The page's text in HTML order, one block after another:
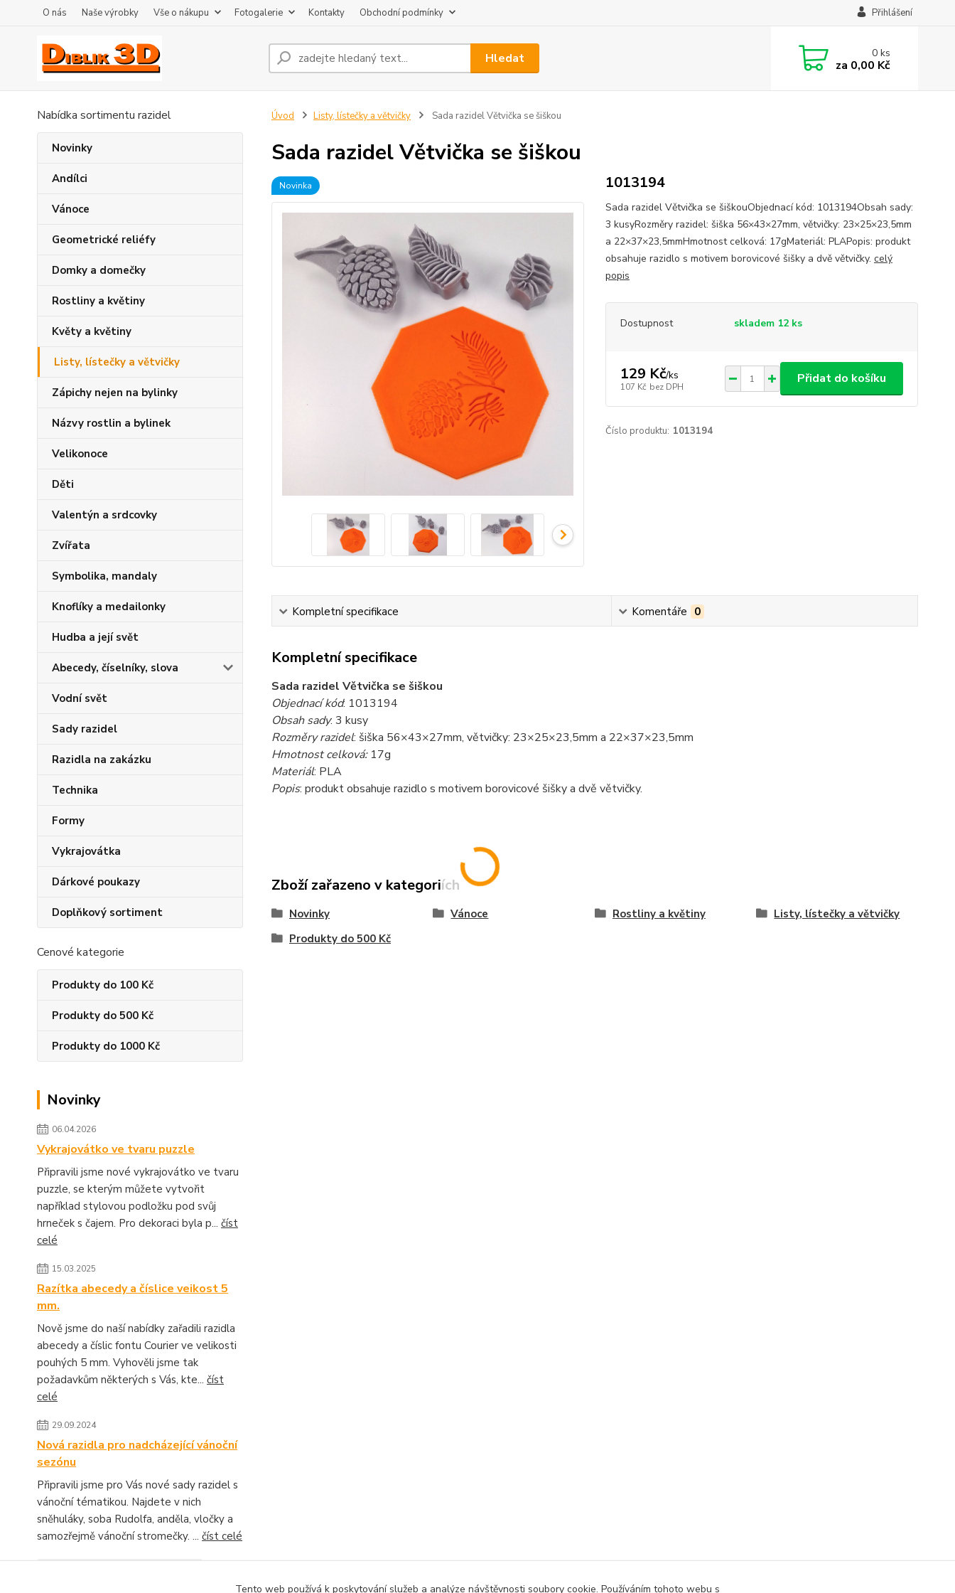
O nás Naše výrobky Vše o nákupu Fotogalerie Kontakty Obchodní podmínky Přihlášení
Hledat 0ks
za 0,00 Kč
Nabídka sortimentu razidel
Novinky
Andílci
Vánoce
Geometrické reliéfy
Domky a domečky
Rostliny a květiny
Květy a květiny
Listy, lístečky a větvičky
Zápichy nejen na bylinky
Názvy rostlin a bylinek
Velikonoce
Děti
Valentýn a srdcovky
Zvířata
Symbolika, mandaly
Knoflíky a medailonky
Hudba a její svět
Abecedy, číselníky, slova
Vodní svět
Sady razidel
Razidla na zakázku
Technika
Formy
Vykrajovátka
Dárkové poukazy
Doplňkový sortiment
Cenové kategorie
Produkty do 100 Kč
Produkty do 500 Kč
Produkty do 1000 Kč
Novinky
06.04.2026
Vykrajovátko ve tvaru puzzle
Připravili jsme nové vykrajovátko ve tvaru
puzzle, se kterým můžete vytvořit
například stylovou podložku pod svůj
hrneček s čajem. Pro dekoraci byla p... číst
celé
15.03.2025
Razítka abecedy a číslice veikost 5
mm.
Nově jsme do naší nabídky zařadili razidla
abecedy a číslic fontu Courier ve velikosti
pouhých 5 mm. Vyhověli jsme tak
požadavkům některých s Vás, kte... číst
celé
29.09.2024
Nová razidla pro nadcházející vánoční
sezónu
Připravili jsme pro Vás nové sady razidel s
vánoční tématikou. Najdete v nich
sněhuláky, soba Rudolfa, anděla, vločky a
samozřejmě vánoční stromečky. ... číst celé
Úvod Listy, lístečky a větvičky Sada razidel Větvička se šiškou
Sada razidel Větvička se šiškou
Novinka 1013194
Sada razidel Větvička se šiškouObjednací kód: 1013194Obsah sady:
3 kusyRozměry razidel: šiška 56×43×27mm, větvičky: 23×25×23,5mm
a 22×37×23,5mmHmotnost celková: 17gMateriál: PLAPopis: produkt
obsahuje razidlo s motivem borovicové šišky a dvě větvičky. celý
popis
Dostupnost skladem 12 ks
129 Kč/ks
107 Kč bez DPH
Přidat do košíku
Číslo produktu: 1013194
Kompletní specifikace Komentáře 0
Kompletní specifikace
Sada razidel Větvička se šiškou
Objednací kód: 1013194
Obsah sady: 3 kusy
Rozměry razidel: šiška 56×43×27mm, větvičky: 23×25×23,5mm a 22×37×23,5mm
Hmotnost celková:17g
Materiál: PLA
Popis: produkt obsahuje razidlo s motivem borovicové šišky a dvě větvičky.
Zboží zařazeno v kategoriích
Novinky Vánoce Rostliny a květiny
Listy, lístečky a větvičky
Produkty do 500 Kč
Tento web používá k poskytování služeb a analýze návštěvnosti soubory cookie. Používáním tohoto webu s